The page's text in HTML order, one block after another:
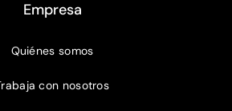
Empresa
Quiénes somos
con nosotros